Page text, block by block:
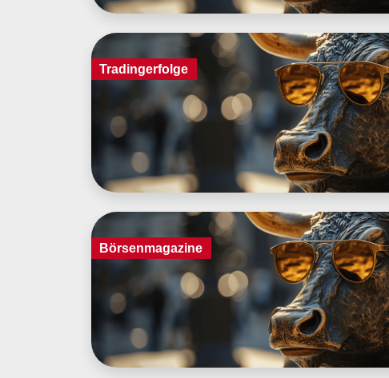
Tradingerfolge
Börsenmagazine